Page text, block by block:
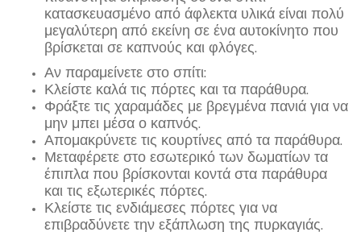
κατασκευασμένο από άφλεκτα υλικά είναι πολύ
μεγαλύτερη από εκείνη σε ένα αυτοκίνητο που
βρίσκεται σε καπνούς και φλόγες.
Αν παραμείνετε στο σπίτι:
Κλείστε καλά τις πόρτες και τα παράθυρα.
Φράξτε τις χαραμάδες με βρεγμένα πανιά για να
μην μπει μέσα ο καπνός.
Απομακρύνετε τις κουρτίνες από τα παράθυρα.
Μεταφέρετε στο εσωτερικό των δωματίων τα
έπιπλα που βρίσκονται κοντά στα παράθυρα
και τις εξωτερικές πόρτες.
Κλείστε τις ενδιάμεσες πόρτες για να
επιβραδύνετε την εξάπλωση της πυρκαγιάς.